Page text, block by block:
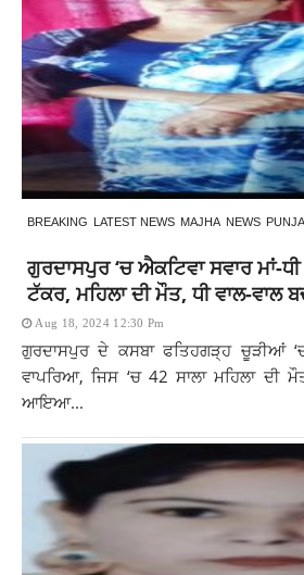
BREAKING LATEST NEWS MAJHA NEWS
ਗੁਰਦਾਸਪੁਰ ‘ਚ ਐਕਟਿਵਾ ਸਵਾਰ ਮਾਂ-ਧੀ
ਟੱਕਰ, ਮਹਿਲਾ ਦੀ ਮੌਤ, ਧੀ ਵਾਲ-ਵਾਲ
Aug 18, 2024 12:30 Pm
ਗੁਰਦਾਸਪੁਰ ਦੇ ਕਸਬਾ ਫਤਿਹਗੜ੍ਹ ਚੂੜੀਆਂ
ਵਾਪਰਿਆ, ਜਿਸ ‘ਚ 42 ਸਾਲਾ ਮਹਿਲਾ ਦੀ
ਆਇਆ...